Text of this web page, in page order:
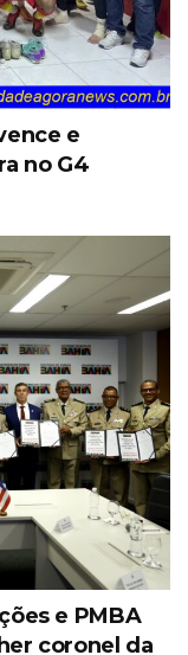
e
no G4
e PMBA
coronel da